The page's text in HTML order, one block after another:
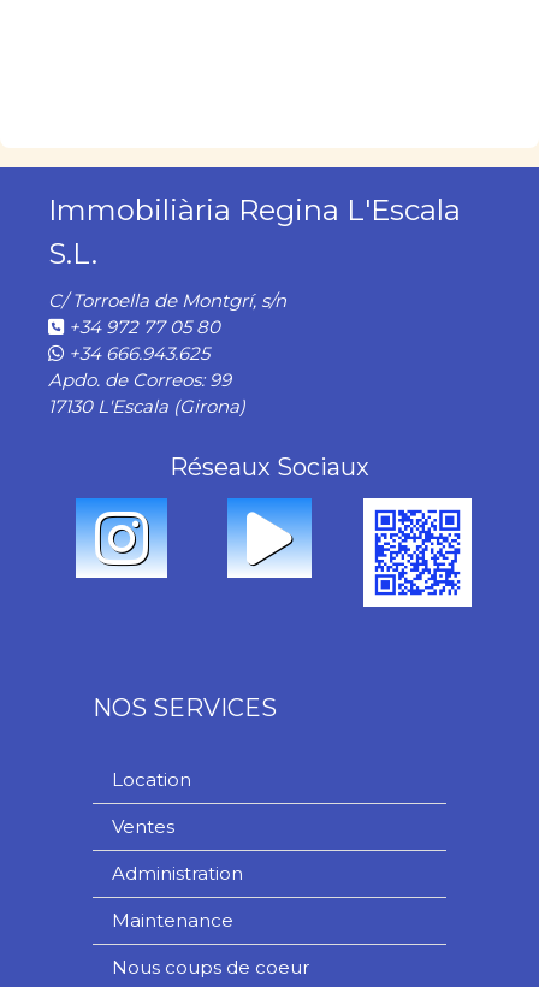
Immobiliària Regina L'Escala
S.L.
C/ Torroella de Montgrí, s/n
+34 972 77 05 80
+34 666.943.625
Apdo. de Correos: 99
17130 L'Escala (Girona)
Réseaux Sociaux
NOS SERVICES
Location
Ventes
Administration
Maintenance
Nous coups de coeur